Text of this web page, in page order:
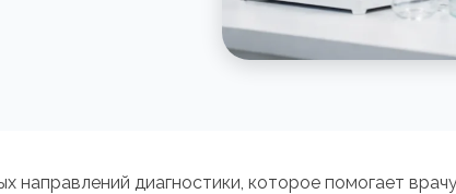
направлений диагностики, которое помогает